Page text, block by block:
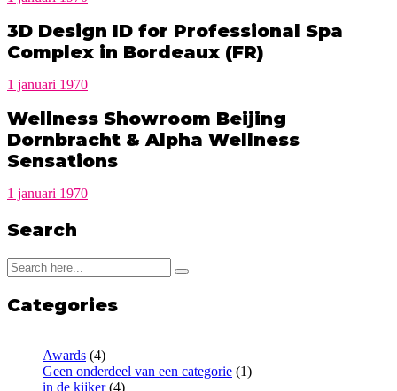
3D Design ID for Professional Spa
Complex in Bordeaux (FR)
1 januari 1970
Wellness Showroom Beijing
Dornbracht & Alpha Wellness
Sensations
1 januari 1970
Search
Categories
Awards (4)
Geen onderdeel van een categorie (1)
in de kijker(4)